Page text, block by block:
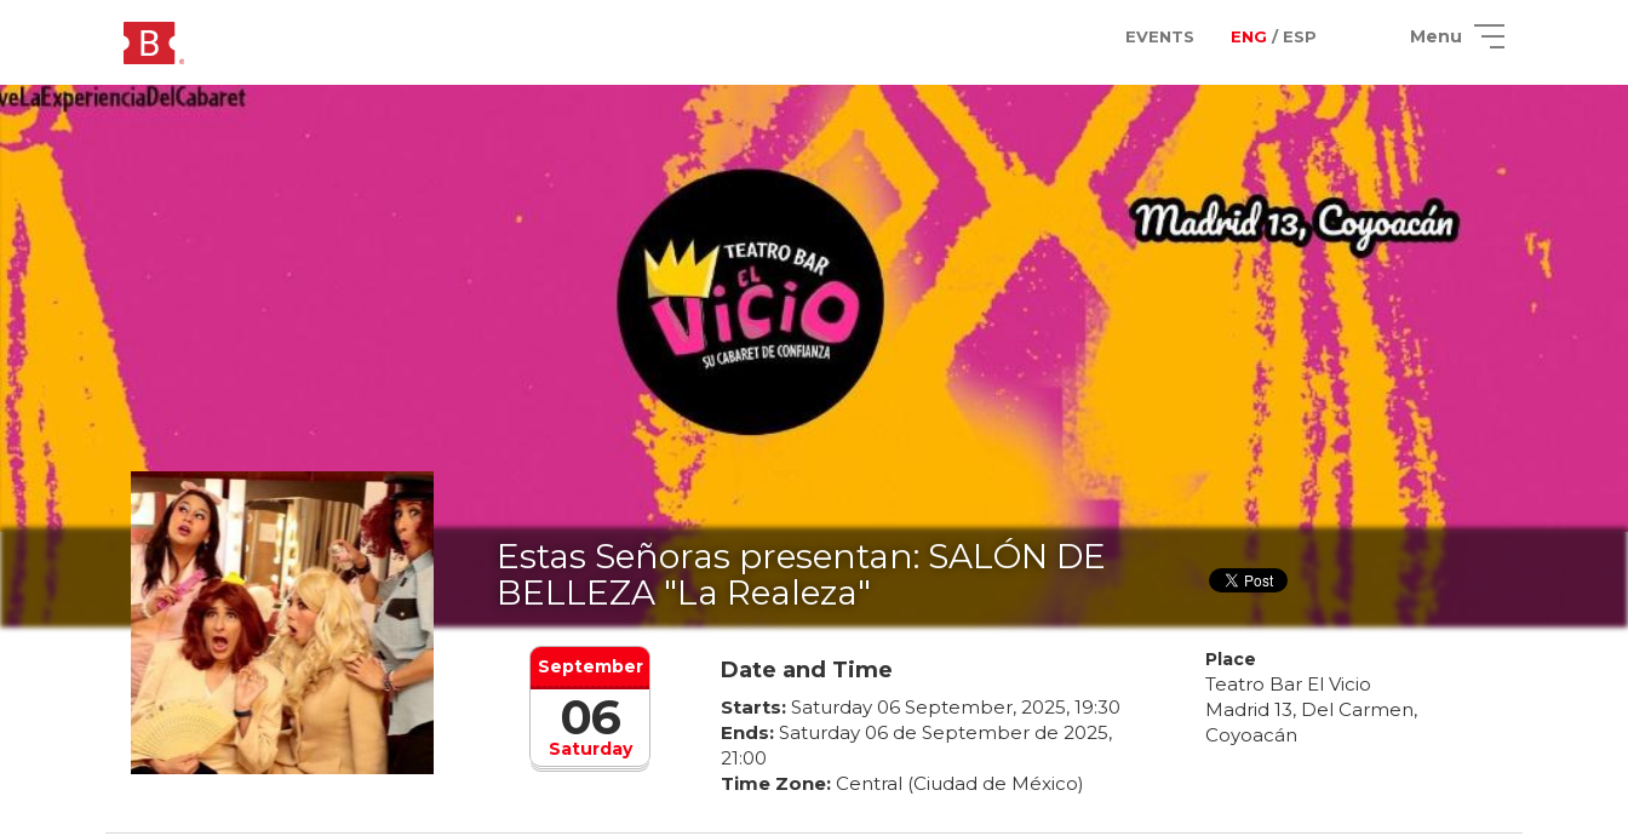
EVENTS ENG / ESP Menu
Estas Señoras presentan: SALÓN DE
BELLEZA "La Realeza"
Saturday
September
06
Date and Time
Starts: Saturday 06 September, 2025, 19:30
Ends: Saturday 06de Septemberde 2025,
21:00
Time Zone: Central (Ciudad de México)
Place
Teatro Bar El Vicio
Madrid 13, Del Carmen,
Coyoacán